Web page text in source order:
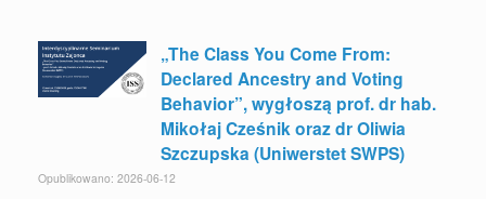
„The Class You Come From:
Declared Ancestry and Voting
Behavior”, wygłoszą prof. dr hab.
Mikołaj Cześnik oraz dr Oliwia
Szczupska (Uniwerstet SWPS)
Opublikowano: 2026-06-12